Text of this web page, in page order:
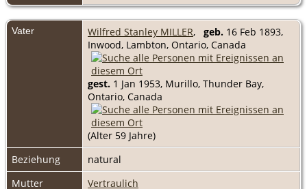
Vater Wilfred Stanley MILLER, geb. 16 Feb 1893,
Inwood, Lambton, Ontario, Canada
gest. 1 Jan 1953, Murillo, Thunder Bay,
Ontario, Canada
(Alter 59 Jahre)
Beziehung
natural
Mutter
Vertraulich